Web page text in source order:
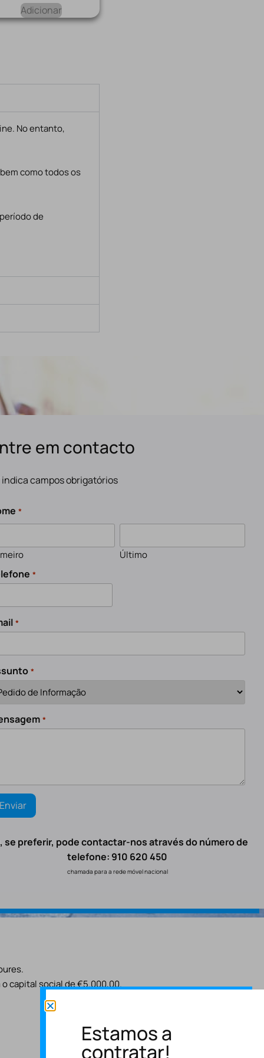
Adicionar
No entanto,
como todos os
de
em contacto
indica campos obrigatórios
*
Último
*
*
*
*
se preferir, pode contactar-nos através do número de
telefone: 910 620 450
chamada para a rede móvel nacional
o capital social de €5.000,00.
Estamos a
contratar!